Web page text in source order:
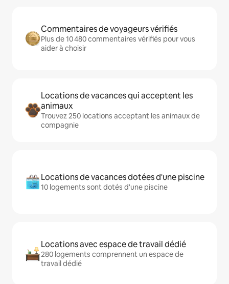
Commentaires de voyageurs vérifiés
Plus de 10 480 commentaires vérifiés pour vous
aider à choisir
Locations de vacances qui acceptent les
animaux
Trouvez 250 locations acceptant les animaux de
compagnie
Locations de vacances dotées d'une piscine
10 logements sont dotés d'une piscine
Locations avec espace de travail dédié
280 logements comprennent un espace de
travail dédié